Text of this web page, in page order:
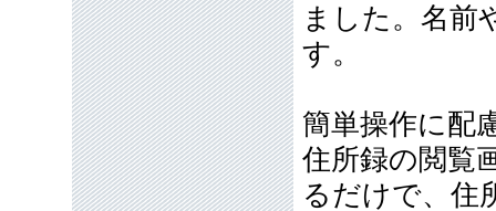
ました。名前
す。
簡単操作に配
住所録の閲覧
るだけで、住